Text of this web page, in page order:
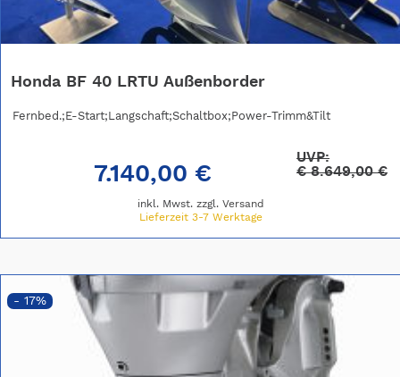
Honda BF 40 LRTU Außenborder
Fernbed.;E-Start;Langschaft;Schaltbox;Power-Trimm&Tilt
7.140,00 €
UVP:
€8.649,00 €
inkl. Mwst. zzgl. Versand
Lieferzeit 3-7 Werktage
- 17%